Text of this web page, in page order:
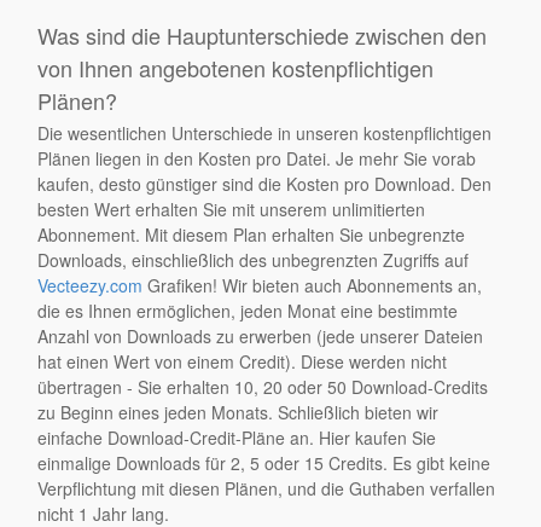
Was sind die Hauptunterschiede zwischen den
von Ihnen angebotenen kostenpflichtigen
Plänen?
Die wesentlichen Unterschiede in unseren kostenpflichtigen
Plänen liegen in den Kosten pro Datei. Je mehr Sie vorab
kaufen, desto günstiger sind die Kosten pro Download. Den
besten Wert erhalten Sie mit unserem unlimitierten
Abonnement. Mit diesem Plan erhalten Sie unbegrenzte
Downloads, einschließlich des unbegrenzten Zugriffs auf
Vecteezy.com Grafiken! Wir bieten auch Abonnements an,
die es Ihnen ermöglichen, jeden Monat eine bestimmte
Anzahl von Downloads zu erwerben (jede unserer Dateien
hat einen Wert von einem Credit). Diese werden nicht
übertragen - Sie erhalten 10, 20 oder 50 Download-Credits
zu Beginn eines jeden Monats. Schließlich bieten wir
einfache Download-Credit-Pläne an. Hier kaufen Sie
einmalige Downloads für 2, 5 oder 15 Credits. Es gibt keine
Verpflichtung mit diesen Plänen, und die Guthaben verfallen
nicht 1 Jahr lang.